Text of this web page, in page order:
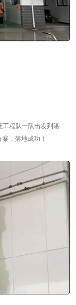
工程队一队出发到湛
，落地成功！